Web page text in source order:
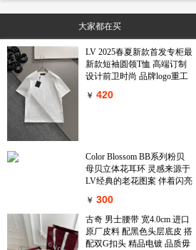
标签：原单LV钱包 高仿LV钱包 精仿LV钱包
大家都在买
LV 2025春夏新款首发专柜最
新款短袖圆领T恤 高端订制
设计前卫时尚 品牌logo重工
面料.手感柔软.穿着舒适.专
￥ 420
Color Blossom BB系列粉贝
母贝立体花耳环 灵感来源于
LV经典的老花图案 伴着闪亮
鲜花在天然母贝上绽放出璀
璨的淡粉金光 链条上还镶嵌
一颗闪耀的小钻石 绝对的气
质款 心动只在一瞬间
￥ 300
古奇 男士腰带 宽4.0cm 进口
原厂皮料 配黑色头层底皮 搭
配双G扣头 精品电镀 品质毋